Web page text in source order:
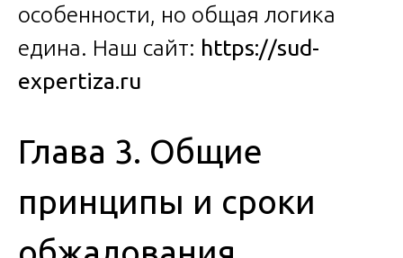
особенности, но общая логика
едина. Наш сайт: https://sud-
expertiza.ru
Глава 3. Общие
принципы и сроки